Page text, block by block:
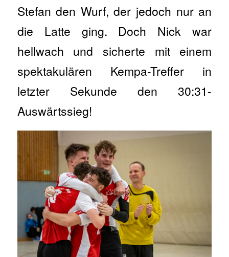
Stefan den Wurf, der jedoch nur an
die Latte ging. Doch Nick war
hellwach und sicherte mit einem
spektakulären Kempa-Treffer in
letzter Sekunde den 30:31-
Auswärtssieg!